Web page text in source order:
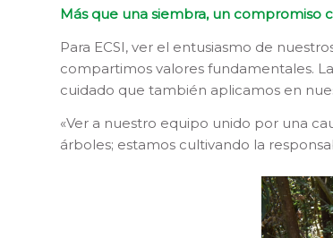
Más que una siembra, un compromiso
Para ECSI, ver el entusiasmo de
compartimos valores fundamentales.
cuidado que también aplicamos en
«Ver a nuestro equipo unido por una
árboles; estamos cultivando la